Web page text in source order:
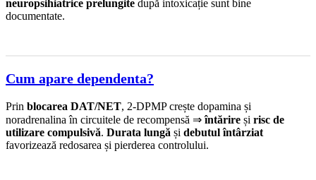
neuropsihiatrice prelungite după intoxicație sunt bine
documentate.
Cum apare dependenta?
Prin blocarea DAT/NET, 2-DPMP crește dopamina și
noradrenalina în circuitele de recompensă ⇒întărire și risc de
utilizare compulsivă. Durata lungă și debutul întârziat
favorizează redosarea și pierderea controlului.